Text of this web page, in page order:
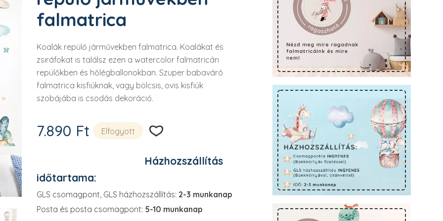
falmatrica
Koalák repülő járművekben falmatrica. Koalákat és
zsiráfokat is találsz ezen a watercolor falmatricán
repülőkben és hőlégballonokban. Szuper babaváró
falmatrica kisfiúknak, vagy bölcsis, ovis kisfiúk
szobájába is csodás dekoráció.
7.890 Ft Elfogyott
Házhozszállítás
időtartama:
GLS csomagpont, GLS házhozszállítás: 2-3 munkanap
Posta és posta csomagpont: 5-10 munkanap